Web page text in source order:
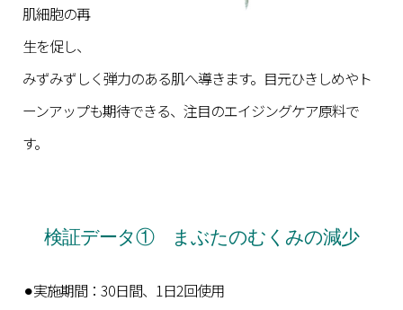
肌細胞の再
生を促し、
みずみずしく弾力のある肌へ導きます。目元ひきしめやト
ーンアップも期待できる、注目のエイジングケア原料で
す。
検証データ① まぶたのむくみの減少
⚫︎実施期間：30日間、1日2回使用